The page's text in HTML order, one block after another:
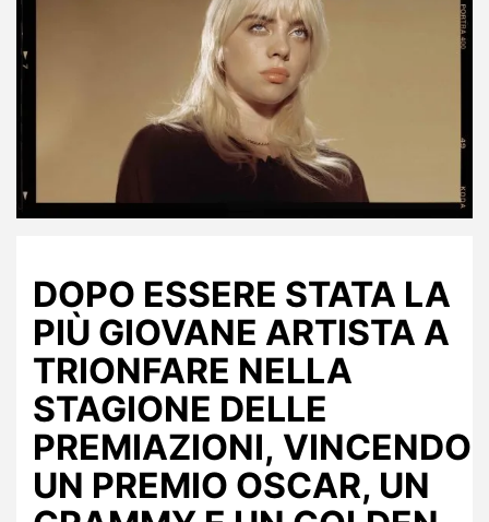
DOPO ESSERE STATA LA
PIÙ GIOVANE ARTISTA A
TRIONFARE NELLA
STAGIONE DELLE
PREMIAZIONI, VINCENDO
UN PREMIO OSCAR, UN